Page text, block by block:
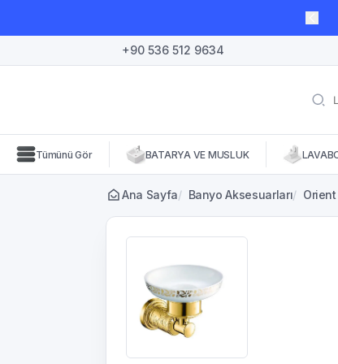
+90 536 512 9634
Tümünü Gör BATARYA VE MUSLUK
Ana Sayfa/ Banyo Aksesuarları/